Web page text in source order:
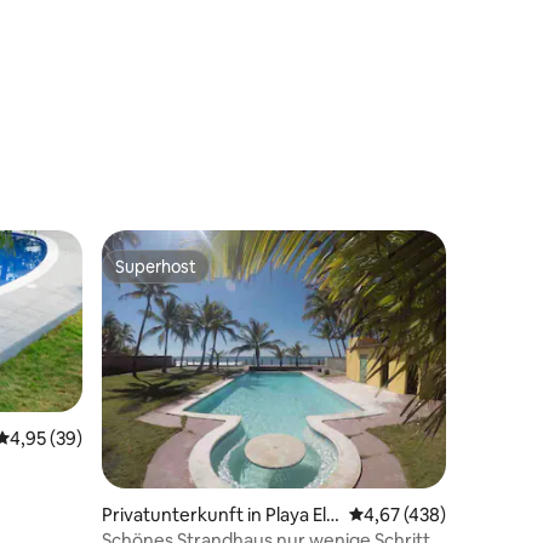
Bewertung: 4,95 von 5, 39 Bewertungen
4,95 (39)
Superhost
Superhost
Privatunterkunft in Playa El
Pimental
Durchschnittliche
4,67 (438)